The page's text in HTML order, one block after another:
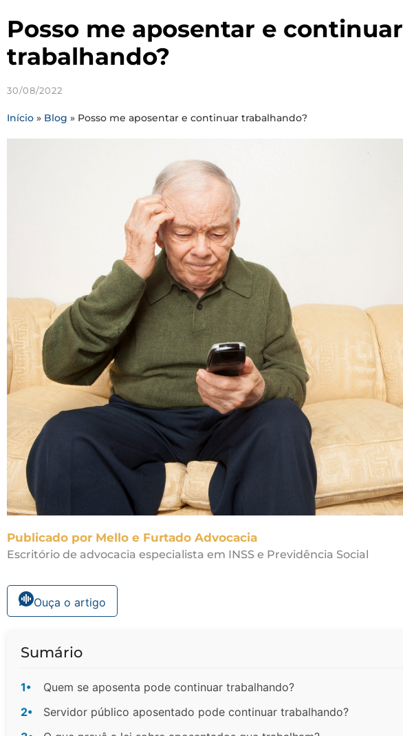
Posso me aposentar e continuar
trabalhando?
30/08/2022
Início » Blog » Posso me aposentar e continuar trabalhando?
Publicado por Mello e Furtado Advocacia
Escritório de advocacia especialista em INSS e Previdência Social
Ouça o artigo
Sumário
1•
Quem se aposenta pode continuar trabalhando?
2•
Servidor público aposentado pode continuar trabalhando?